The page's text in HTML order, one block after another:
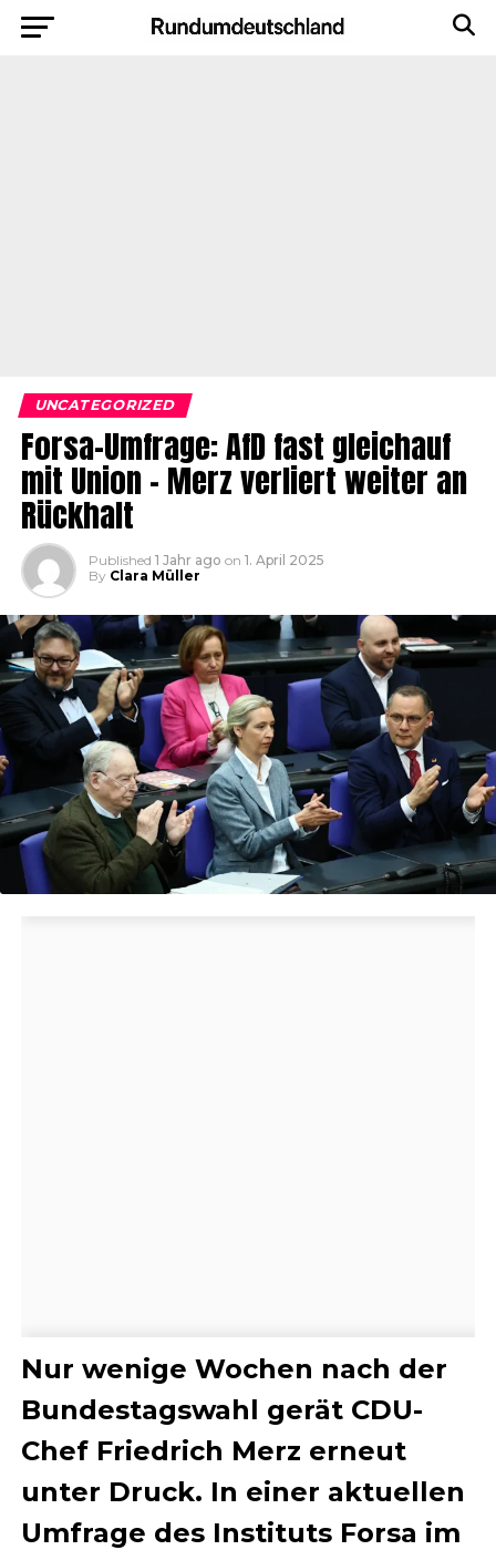
UNCATEGORIZED
Forsa-Umfrage: AfD fast gleichauf
mit Union – Merz verliert weiter an
Rückhalt
Published 1 Jahr ago on 1. April 2025
By Clara Müller
Nur wenige Wochen nach der
Bundestagswahl gerät CDU-
Chef Friedrich Merz erneut
unter Druck. In einer aktuellen
Umfrage des Instituts Forsa im